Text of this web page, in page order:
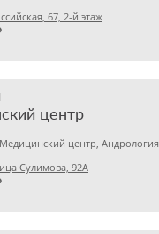
67, 2-й этаж
центр
центр, Андрология
Сулимова, 92А